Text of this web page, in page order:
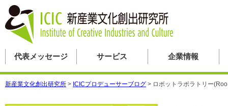
代表メッセージ サービス 企業情報
新産業文化創出研究所 > ICICプロデューサーブログ > ロボットラボラトリー